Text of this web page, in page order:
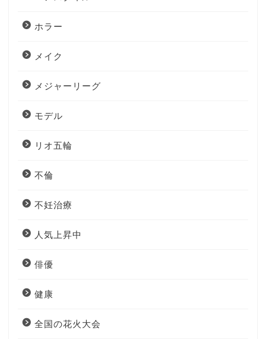
ホラー
メイク
メジャーリーグ
モデル
リオ五輪
不倫
不妊治療
人気上昇中
俳優
健康
全国の花火大会